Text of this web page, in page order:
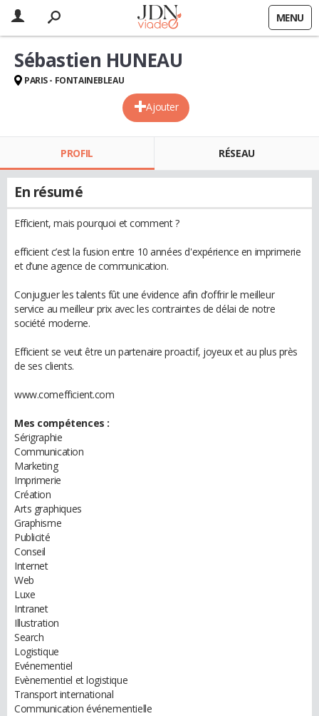
MENU
Ajouter
Sébastien HUNEAU
PARIS - FONTAINEBLEAU
PROFIL RÉSEAU
En résumé
Efficient, mais pourquoi et comment ?
efficient c’est la fusion entre 10 années d'expérience en imprimerie
et d’une agence de communication.
Conjuguer les talents fût une évidence afin d’offrir le meilleur
service au meilleur prix avec les contraintes de délai de notre
société moderne.
Efficient se veut être un partenaire proactif, joyeux et au plus près
de ses clients.
www.comefficient.com
Mes compétences :
Sérigraphie
Communication
Marketing
Imprimerie
Création
Arts graphiques
Graphisme
Publicité
Conseil
Internet
Web
Luxe
Intranet
Illustration
Search
Logistique
Evénementiel
Evènementiel et logistique
Transport international
Communication événementielle